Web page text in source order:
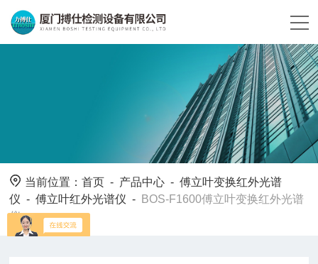
当前位置：首页 - 产品中心 -傅立叶变换红外光谱
仪 -傅立叶红外光谱仪 -
BOS-F1600傅立叶变换红外光谱
仪